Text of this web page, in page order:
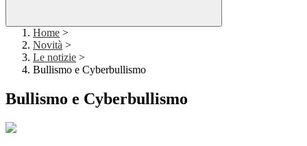
Home >
Novità >
Le notizie >
Bullismo e Cyberbullismo
Bullismo e Cyberbullismo